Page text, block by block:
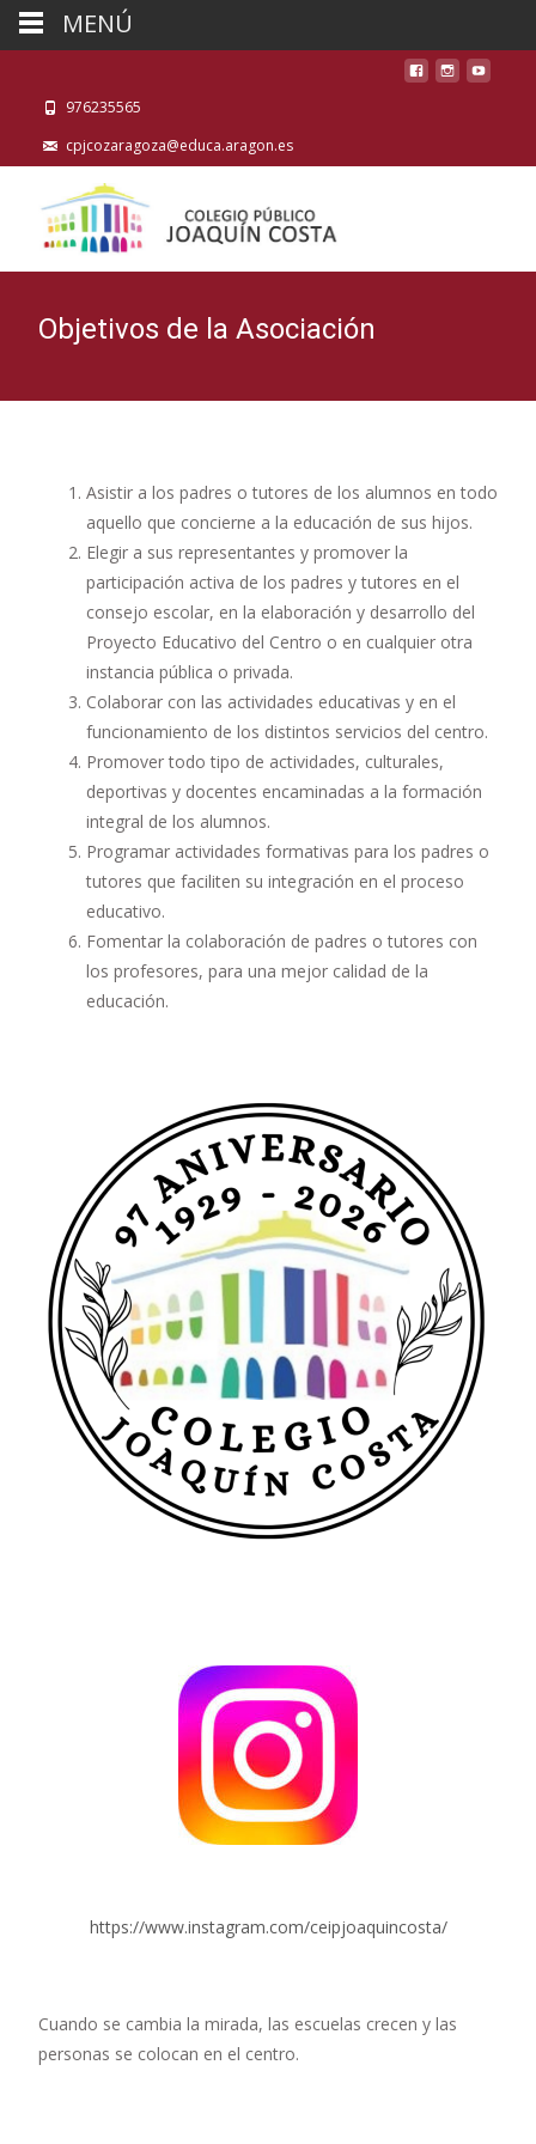
976235565
cpjcozaragoza@educa.aragon.es
Objetivos de la Asociación
Asistir a los padres o tutores de los alumnos en todo
aquello que concierne a la educación de sus hijos.
Elegir a sus representantes y promover la
participación activa de los padres y tutores en el
consejo escolar, en la elaboración y desarrollo del
Proyecto Educativo del Centro o en cualquier otra
instancia pública o privada.
Colaborar con las actividades educativas y en el
funcionamiento de los distintos servicios del centro.
Promover todo tipo de actividades, culturales,
deportivas y docentes encaminadas a la formación
integral de los alumnos.
Programar actividades formativas para los padres o
tutores que faciliten su integración en el proceso
educativo.
Fomentar la colaboración de padres o tutores con
los profesores, para una mejor calidad de la
educación.
https://www.instagram.com/ceipjoaquincosta/
Cuando se cambia la mirada, las escuelas crecen y las
personas se colocan en el centro.
MENÚ